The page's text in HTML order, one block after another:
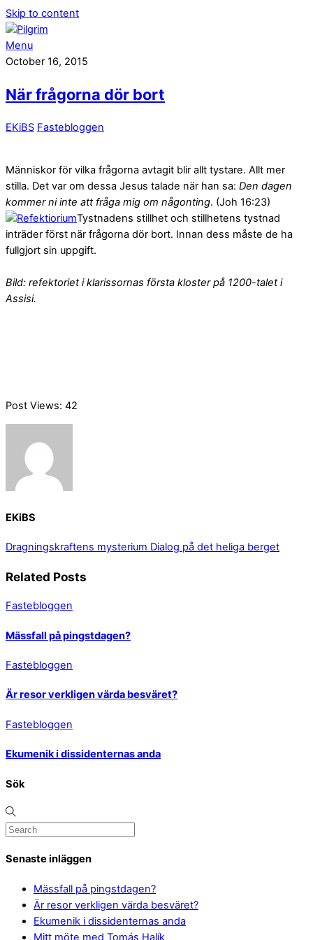
Skip to content
Menu
October 16, 2015
När frågorna dör bort
EKiBS Fastebloggen
Människor för vilka frågorna avtagit blir allt tystare. Allt mer
stilla. Det var om dessa Jesus talade när han sa: Den dagen
kommer ni inte att fråga mig om någonting. (Joh 16:23)
Tystnadens stillhet och stillhetens tystnad
inträder först när frågorna dör bort. Innan dess måste de ha
fullgjort sin uppgift.
Bild: refektoriet i klarissornas första kloster på 1200-talet i
Assisi.
Post Views: 42
EKiBS
Dragningskraftens mysterium Dialog på det heliga berget
Related Posts
Fastebloggen
Mässfall på pingstdagen?
Fastebloggen
Är resor verkligen värda besväret?
Fastebloggen
Ekumenik i dissidenternas anda
Sök
Senaste inläggen
Mässfall på pingstdagen?
Är resor verkligen värda besväret?
Ekumenik i dissidenternas anda
Mitt möte med Tomás Halík